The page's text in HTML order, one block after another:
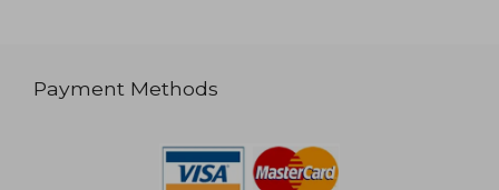
Payment Methods